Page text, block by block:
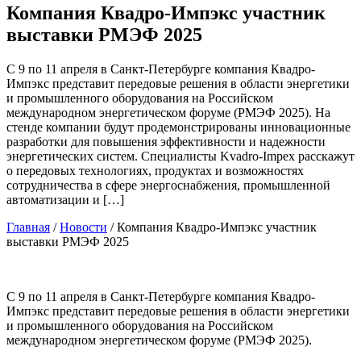
Компания Квадро-Импэкс участник
выставки РМЭФ 2025
С 9 по 11 апреля в Санкт-Петербурге компания Квадро-
Импэкс представит передовые решения в области энергетики
и промышленного оборудования на Российском
международном энергетическом форуме (РМЭФ 2025). На
стенде компании будут продемонстрированы инновационные
разработки для повышения эффективности и надежности
энергетических систем. Специалисты Kvadro-Impex расскажут
о передовых технологиях, продуктах и возможностях
сотрудничества в сфере энергоснабжения, промышленной
автоматизации и […]
Главная /Новости /Компания Квадро-Импэкс участник
выставки РМЭФ 2025
С 9 по 11 апреля в Санкт-Петербурге компания Квадро-
Импэкс представит передовые решения в области энергетики
и промышленного оборудования на Российском
международном энергетическом форуме (РМЭФ 2025).